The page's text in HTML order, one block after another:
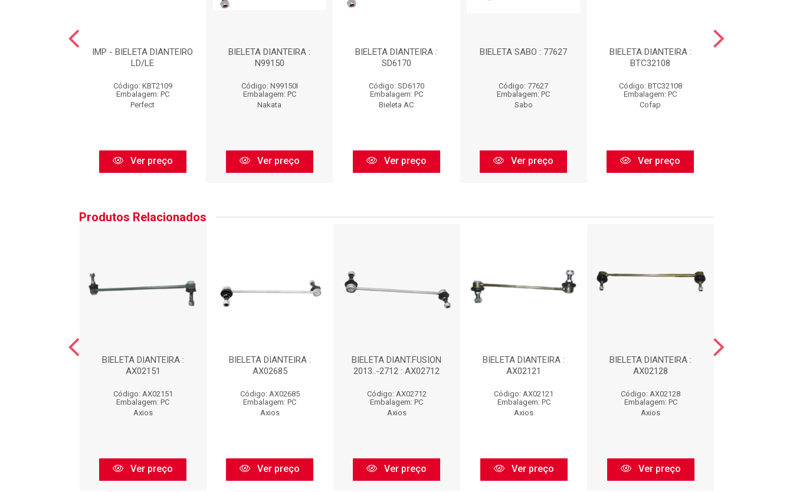
IMP - BIELETA DIANTEIRO
LD/LE
Código: KBT2109
Embalagem: PC
Perfect
Ver preço
BIELETA DIANTEIRA :
N99150
Código: N99150I
Embalagem: PC
Nakata
Ver preço
BIELETA DIANTEIRA :
SD6170
Código: SD6170
Embalagem: PC
Bieleta AC
Ver preço
BIELETA SABO : 77627
Código: 77627
Embalagem: PC
Sabo
Ver preço
BIELETA DIANTEIRA :
BTC32108
Código: BTC32108
Embalagem: PC
Cofap
Ver preço
Produtos Relacionados
BIELETA DIANTEIRA :
AX02151
Código: AX02151
Embalagem: PC
Axios
Ver preço
BIELETA DIANTEIRA :
AX02685
Código: AX02685
Embalagem: PC
Axios
Ver preço
BIELETA DIANT.FUSION
2013..-2712 : AX02712
Código: AX02712
Embalagem: PC
Axios
Ver preço
BIELETA DIANTEIRA :
AX02121
Código: AX02121
Embalagem: PC
Axios
Ver preço
BIELETA DIANTEIRA :
AX02128
Código: AX02128
Embalagem: PC
Axios
Ver preço